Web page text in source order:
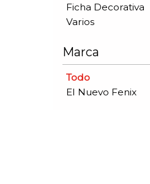
Ficha Decorativa
Varios
Marca
Todo
El Nuevo Fenix